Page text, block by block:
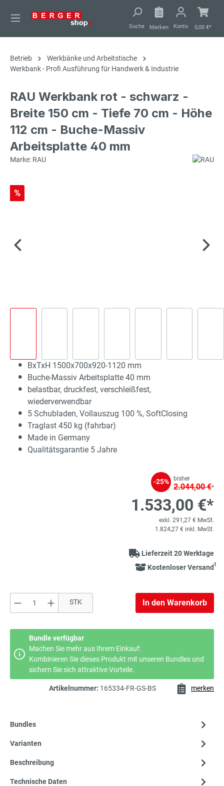
springen
Suche Merken Konto 0,00 €*
Betrieb
Werkbänke und Arbeitstische
Werkbank - Profi Ausführung für Handwerk & Industrie
RAU Werkbank rot - schwarz -
Breite 150 cm - Tiefe 70 cm - Höhe
112 cm - Buche-Massiv
Arbeitsplatte 40 mm
Marke: RAU
%
BxTxH 1500x700x920-1120 mm
Buche-Massiv Arbeitsplatte 40 mm
belastbar, druckfest, verschleißfest,
wiederverwendbar
5 Schubladen, Vollauszug 100 %, SoftClosing
Traglast 450 kg (fahrbar)
Made in Germany
Qualitätsgarantie 5 Jahre
-25% bisher
2.044,00 €*
1.533,00 €*
exkl. 291,27 € MwSt.
1.824,27 € inkl. MwSt.
Lieferzeit 20 Werktage
Kostenloser Versand1
Produkt Anzahl: Gib den gewünschten
STK In den Warenkorb
Bundle verfügbar
Machen Sie mehr aus Ihrem Einkauf:
Kombinieren Sie dieses Produkt mit unseren Bundles und
sichern Sie sich attraktive Vorteile.
Artikelnummer: 165334-FR-GS-BS merken
Bundles
Varianten
Beschreibung
Technische Daten